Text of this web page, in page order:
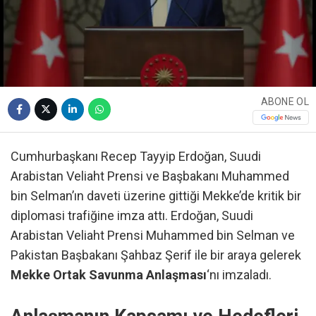
ABONE OL
Cumhurbaşkanı Recep Tayyip Erdoğan, Suudi
Arabistan Veliaht Prensi ve Başbakanı Muhammed
bin Selman’ın daveti üzerine gittiği Mekke’de kritik bir
diplomasi trafiğine imza attı. Erdoğan, Suudi
Arabistan Veliaht Prensi Muhammed bin Selman ve
Pakistan Başbakanı Şahbaz Şerif ile bir araya gelerek
Mekke Ortak Savunma Anlaşması‘nı imzaladı.